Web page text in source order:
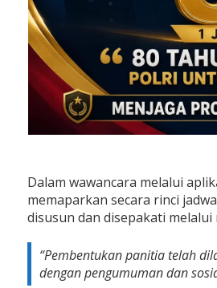
Dalam wawancara melalui
memaparkan secara rinci
disusun dan disepakati melalui
“Pembentukan panitia telah
dengan pengumuman dan